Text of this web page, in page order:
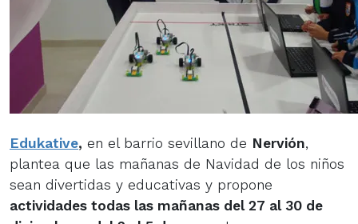
Edukative, en el barrio sevillano de Nervión,
plantea que las mañanas de Navidad de los niños
sean divertidas y educativas y propone
actividades todas las mañanas del 27 al 30 de